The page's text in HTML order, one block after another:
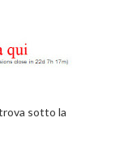
sotto la